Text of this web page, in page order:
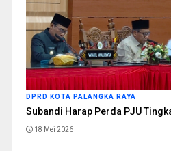
DPRD KOTA PALANGKA RAYA
Subandi Harap Perda PJU
18 Mei 2026